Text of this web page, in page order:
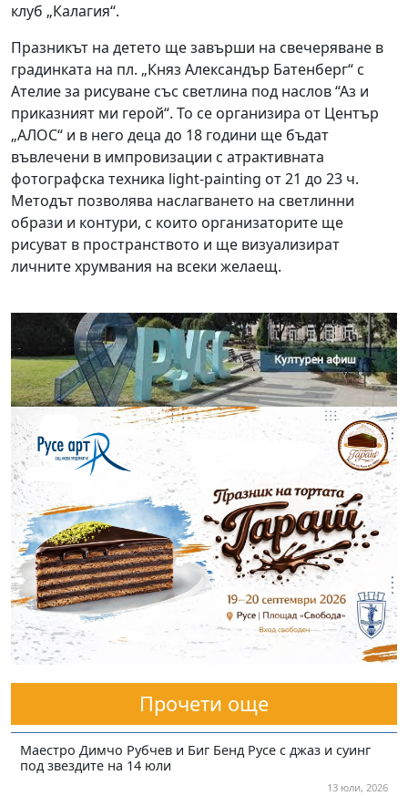
клуб „Калагия“.
Празникът на детето ще завърши на свечеряване в
градинката на пл. „Княз Александър Батенберг“ с
Ателие за рисуване със светлина под наслов “Аз и
приказният ми герой“. То се организира от Център
„АЛОС“ и в него деца до 18 години ще бъдат
въвлечени в импровизации с атрактивната
фотографска техника light-painting от 21 до 23 ч.
Методът позволява наслагването на светлинни
образи и контури, с които организаторите ще
рисуват в пространството и ще визуализират
личните хрумвания на всеки желаещ.
Прочети още
Маестро Димчо Рубчев и Биг Бенд Русе с джаз и суинг
под звездите на 14 юли
13 юли, 2026